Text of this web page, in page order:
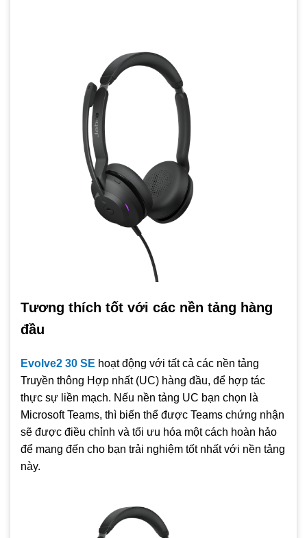
Tương thích tốt với các nền tảng hàng
đầu
Evolve2 30 SE hoạt động với tất cả các nền tảng
Truyền thông Hợp nhất (UC) hàng đầu, để hợp tác
thực sự liền mạch. Nếu nền tảng UC bạn chọn là
Microsoft Teams, thì biến thể được Teams chứng nhận
sẽ được điều chỉnh và tối ưu hóa một cách hoàn hảo
để mang đến cho bạn trải nghiệm tốt nhất với nền tảng
này.